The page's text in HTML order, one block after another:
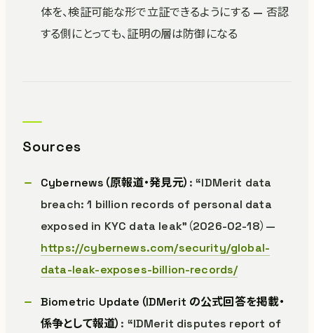
体を、検証可能な形で立証できるようにする — 否認
する側にとっても、証明の層は防御になる
Sources
Cybernews（原報道・発見元） : “IDMerit data
breach: 1 billion records of personal data
exposed in KYC data leak”（2026-02-18）—
https://cybernews.com/security/global-
data-leak-exposes-billion-records/
Biometric Update（IDMerit の公式回答を掲載・
係争として報道） : “IDMerit disputes report of